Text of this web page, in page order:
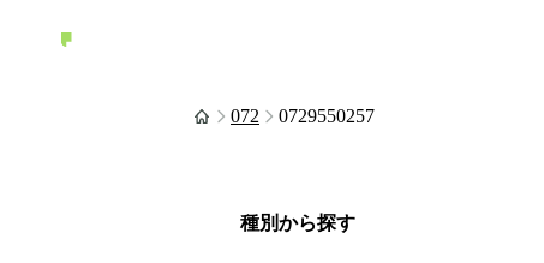
072 0729550257
種別から探す